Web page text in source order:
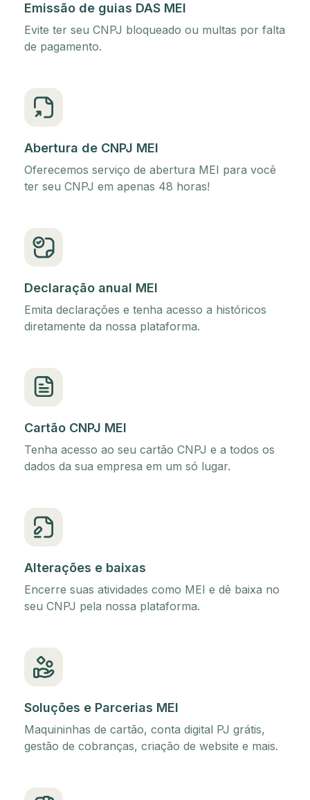
Emissão de guias DAS MEI
Evite ter seu CNPJ bloqueado ou multas por falta
de pagamento.
Abertura de CNPJ MEI
Oferecemos serviço de abertura MEI para você
ter seu CNPJ em apenas 48 horas!
Declaração anual MEI
Emita declarações e tenha acesso a históricos
diretamente da nossa plataforma.
Cartão CNPJ MEI
Tenha acesso ao seu cartão CNPJ e a todos os
dados da sua empresa em um só lugar.
Alterações e baixas
Encerre suas atividades como MEI e dê baixa no
seu CNPJ pela nossa plataforma.
Soluções e Parcerias MEI
Maquininhas de cartão, conta digital PJ grátis,
gestão de cobranças, criação de website e mais.